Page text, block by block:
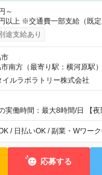
～
以上 ※交通費一部支給（既
1回勤務の場合：1,680円×8時
場合：1,680円×8時間×12回
と給与に、本採用時と異な
用時と同じです。 給与：時
途支給あり
南方（最寄り駅：横河原駅）
イルラボラトリー株式会社
実働時間：最大8時間/日 【夜
から翌8時 ■24時から翌9時 など ※上
固定（毎週同じ曜日での勤
/ 日払いOK / 副業・Wワー
応募する